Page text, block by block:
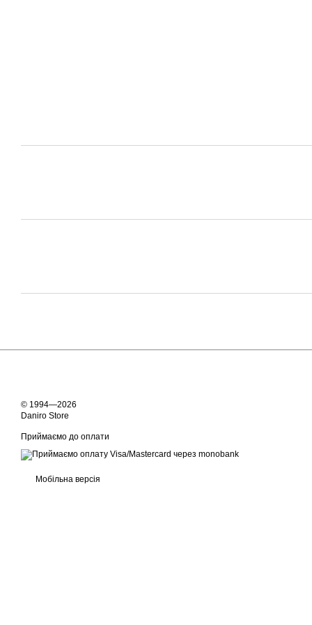
© 1994—2026
Daniro Store
Приймаємо до оплати
Мобільна версія